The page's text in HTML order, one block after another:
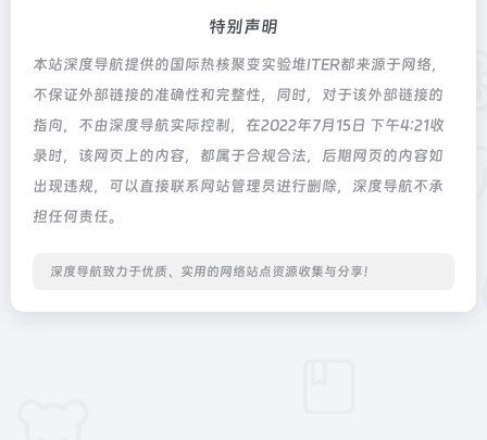
特别声明
本站深度导航提供的国际热核聚变实验堆ITER都来源于网络，
不保证外部链接的准确性和完整性，同时，对于该外部链接的
指向，不由深度导航实际控制，在2022年7月15日 下午4:21收
录时，该网页上的内容，都属于合规合法，后期网页的内容如
出现违规，可以直接联系网站管理员进行删除，深度导航不承
担任何责任。
深度导航致力于优质、实用的网络站点资源收集与分享！